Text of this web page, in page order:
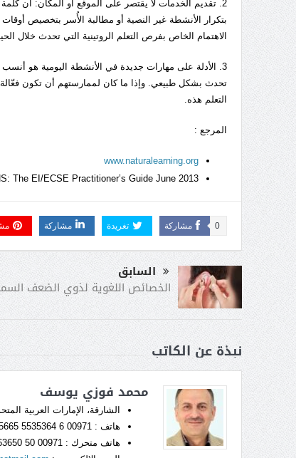
2. تقديم الخدمات لا يقتصر على الموقع أو المكان: ان
بتكرار الأنشطة غير النصية أو مطالبة الأُسر بتخصيص
الاهتمام الخاص بفرص التعلم الروتينية التي تحدث خلال
3. الأدلة على مهارات جديدة في الأنشطة اليومية هو
تحدث بشكل طبيعي. وإذا ما كان لممارستهم أن تكون فعّالة
التعلم هذه.
المرجع :
www.naturalearning.org
The EI/ECSE Practitioner’s Guide June 2013
مشاركة 0 تغريدة مشاركة
السابق
الخصائص اللغوية لذوي الضعف
نبذة عن الكاتب
محمد فوزي يوسف
الشارقة، الإمارات العربية
هاتف : 00971 6 5535364 Fax: 00971 6 5665665
هاتف متحرك : 00971 50 9763650